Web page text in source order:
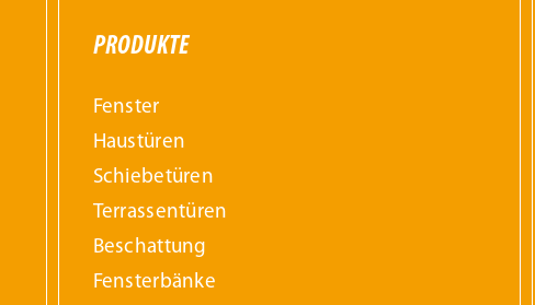
PRODUKTE
Fenster
Haustüren
Schiebetüren
Terrassentüren
Beschattung
Fensterbänke